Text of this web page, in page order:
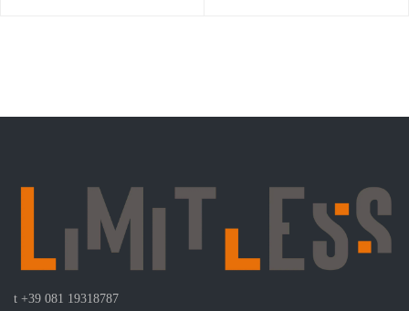
t +39 081 19318787